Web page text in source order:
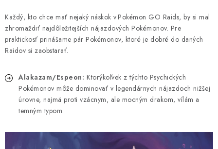
Každý, kto chce mať nejaký náskok v Pokémon GO Raids, by si mal
zhromaždiť najdôležitejších nájazdových Pokémonov. Pre
praktickosť prinášame pár Pokémonov, ktoré je dobré do daných
Raidov si zaobstarať.
Alakazam/Espeon: Ktorýkoľvek z týchto Psychických
Pokémonov môže dominovať v legendárnych nájazdoch nižšej
úrovne, najmä proti vzácnym, ale mocným drakom, vílám a
temným typom.